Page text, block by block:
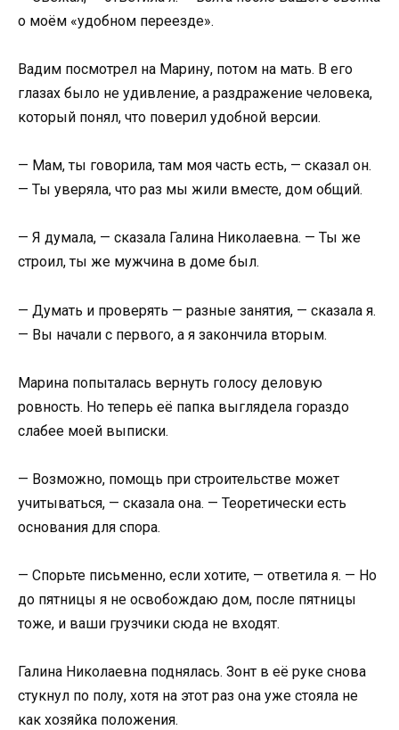
о моём «удобном переезде».
Вадим посмотрел на Марину, потом на мать. В его
глазах было не удивление, а раздражение человека,
который понял, что поверил удобной версии.
— Мам, ты говорила, там моя часть есть, — сказал он.
— Ты уверяла, что раз мы жили вместе, дом общий.
— Я думала, — сказала Галина Николаевна. — Ты же
строил, ты же мужчина в доме был.
— Думать и проверять — разные занятия, — сказала я.
— Вы начали с первого, а я закончила вторым.
Марина попыталась вернуть голосу деловую
ровность. Но теперь её папка выглядела гораздо
слабее моей выписки.
— Возможно, помощь при строительстве может
учитываться, — сказала она. — Теоретически есть
основания для спора.
— Спорьте письменно, если хотите, — ответила я. — Но
до пятницы я не освобождаю дом, после пятницы
тоже, и ваши грузчики сюда не входят.
Галина Николаевна поднялась. Зонт в её руке снова
стукнул по полу, хотя на этот раз она уже стояла не
как хозяйка положения.